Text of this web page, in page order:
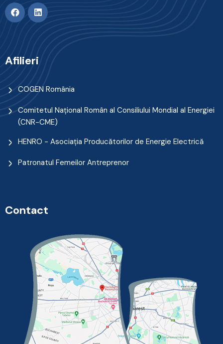
Afilieri
COGEN România
Comitetul Naţional Român al Consiliului Mondial al Energiei
(CNR-CME)
HENRO - Asociația Producătorilor de Energie Electrică
Patronatul Femeilor Antreprenor
Contact